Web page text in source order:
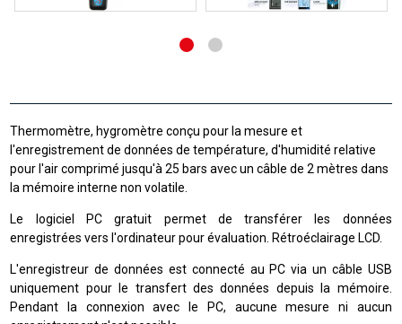
Thermomètre, hygromètre conçu pour la mesure et
l'enregistrement de données de température, d'humidité relative
pour l'air comprimé jusqu'à 25 bars avec un câble de 2 mètres dans
la mémoire interne non volatile.
Le logiciel PC gratuit permet de transférer les données
enregistrées vers l'ordinateur pour évaluation. Rétroéclairage LCD.
L'enregistreur de données est connecté au PC via un câble USB
uniquement pour le transfert des données depuis la mémoire.
Pendant la connexion avec le PC, aucune mesure ni aucun